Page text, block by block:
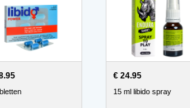
€ 24.95
15 ml libido spray